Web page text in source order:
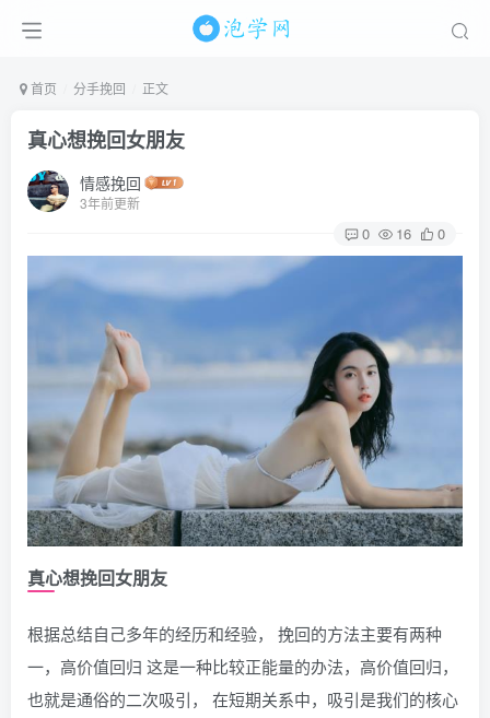
首页 分手挽回 正文
真心想挽回女朋友
情感挽回
3年前更新
0 16 0
真心想挽回女朋友
根据总结自己多年的经历和经验， 挽回的方法主要有两种
一，高价值回归 这是一种比较正能量的办法，高价值回归，
也就是通俗的二次吸引， 在短期关系中，吸引是我们的核心